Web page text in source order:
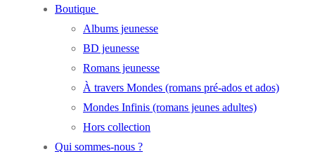
Boutique
Albums jeunesse
BD jeunesse
Romans jeunesse
À travers Mondes (romans pré-ados et ados)
Mondes Infinis (romans jeunes adultes)
Hors collection
Qui sommes-nous ?